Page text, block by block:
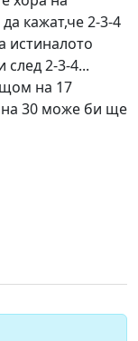
кажат,че 2-3-4
истиналото
2-3-4...
щом на 17
30 може би ще
да се обръща
убийци?